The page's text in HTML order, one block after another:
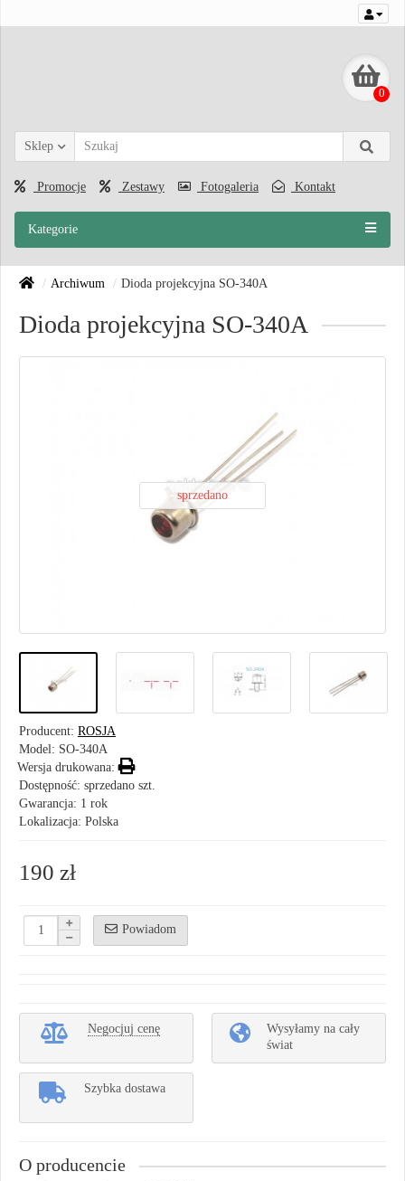
0
Sklep
Promocje Zestawy Fotogaleria Kontakt
Kategorie
Archiwum Dioda projekcyjna SO-340A
Dioda projekcyjna SO-340A
sprzedano
Producent: ROSJA
Model: SO-340A
Wersja drukowana:
Dostępność: sprzedano szt.
Gwarancja: 1 rok
Lokalizacja: Polska
190 zł
Powiadom
Negocjuj cenę
Wysyłamy na cały
świat
Szybka dostawa
O producencie